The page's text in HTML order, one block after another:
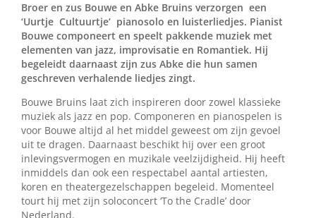
Broer en zus Bouwe en Abke Bruins verzorgen een
‘Uurtje Cultuurtje’ pianosolo en luisterliedjes. Pianist
Bouwe componeert en speelt pakkende muziek met
elementen van jazz, improvisatie en Romantiek. Hij
begeleidt daarnaast zijn zus Abke die hun samen
geschreven verhalende liedjes zingt.
Bouwe Bruins laat zich inspireren door zowel klassieke
muziek als jazz en pop. Componeren en pianospelen is
voor Bouwe altijd al het middel geweest om zijn gevoel
uit te dragen. Daarnaast beschikt hij over een groot
inlevingsvermogen en muzikale veelzijdigheid. Hij heeft
inmiddels dan ook een respectabel aantal artiesten,
koren en theatergezelschappen begeleid. Momenteel
tourt hij met zijn soloconcert ‘To the Cradle’ door
Nederland.